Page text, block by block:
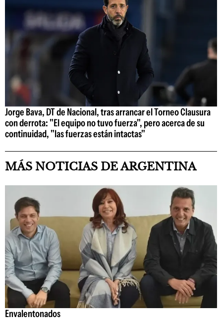
Jorge Bava, DT de Nacional, tras arrancar el Torneo Clausura
con derrota: "El equipo no tuvo fuerza", pero acerca de su
continuidad, "las fuerzas están intactas"
MÁS NOTICIAS DE ARGENTINA
Envalentonados